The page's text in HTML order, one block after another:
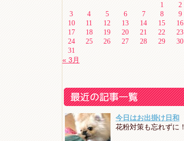
1
2
3
4 5 6 7 8
9
10
11 12 13 14 15
16
17
18 19 20 21 22
23
24
25 26 27 28 29
30
31
« 3月
今日はお出掛け日和
花粉対策も忘れずに！